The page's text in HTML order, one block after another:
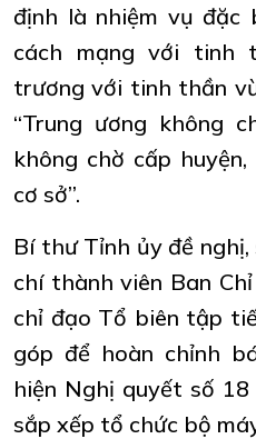
định là nhiệm vụ đặc
cách mạng với tinh
trương với tinh thần
“Trung ương không
không chờ cấp
cơ sở”.
Bí thư Tỉnh ủy đề
chí thành viên Ban
chỉ đạo Tổ biên tập
góp để hoàn chỉnh
hiện Nghị quyết số
sắp xếp tổ chức bộ